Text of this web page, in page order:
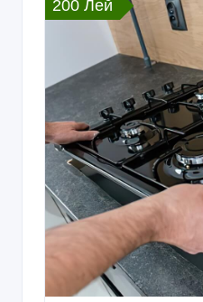
Установка
электрические
069495004.